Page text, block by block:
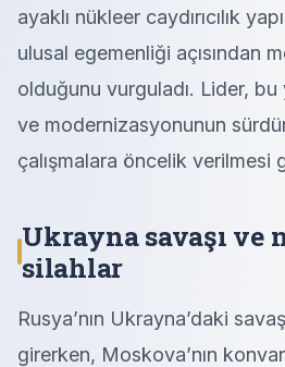
ayaklı nükleer caydırıcılık
ulusal egemenliği açısından
olduğunu vurguladı. Lider, bu
ve modernizasyonunun
çalışmalara öncelik verilmesi
Ukrayna savaşı ve
silahlar
Rusya’nın Ukrayna’daki
girerken, Moskova’nın